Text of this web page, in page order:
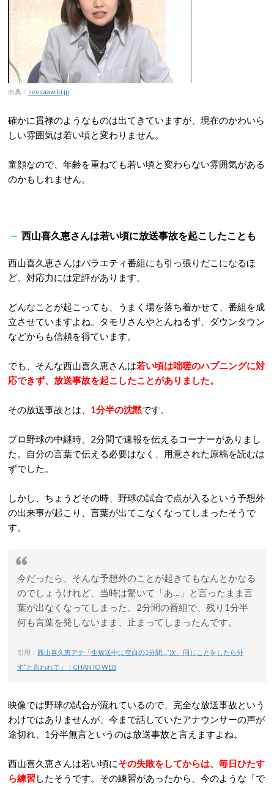
出典： seesaawiki.jp
確かに貫禄のようなものは出てきていますが、現在のかわいら
しい雰囲気は若い頃と変わりません。
童顔なので、年齢を重ねても若い頃と変わらない雰囲気がある
のかもしれません。
西山喜久恵さんは若い頃に放送事故を起こしたことも
西山喜久恵さんはバラエティ番組にも引っ張りだこになるほ
ど、対応力には定評があります。
どんなことが起こっても、うまく場を落ち着かせて、番組を成
立させていますよね。タモリさんやとんねるず、ダウンタウン
などからも信頼を得ています。
でも、そんな西山喜久恵さんは若い頃は咄嗟のハプニングに対
応できず、放送事故を起こしたことがありました。
その放送事故とは、 1分半の沈黙です。
プロ野球の中継時、2分間で速報を伝えるコーナーがありまし
た。自分の言葉で伝える必要はなく、用意された原稿を読むは
ずでした。
しかし、ちょうどその時、野球の試合で点が入るという予想外
の出来事が起こり、言葉が出てこなくなってしまったそうで
す。
今だったら、そんな予想外のことが起きてもなんとかなる
のでしょうけれど、当時は驚いて「あ…」と言ったまま言
葉が出なくなってしまった。2分間の番組で、残り1分半
何も言葉を発しないまま、止まってしまったんです。
引用： 西山喜久恵アナ「生放送中に空白の1分間…“次、同じことをしたら外
す”と言われて」｜CHANTO WEB
映像では野球の試合が流れているので、完全な放送事故という
わけではありませんが、今まで話していたアナウンサーの声が
途切れ、1分半無言というのは放送事故と言えますよね。
西山喜久恵さんは若い頃にその失敗をしてからは、毎日ひたす
ら練習したそうです。その練習があったから、今のような「で